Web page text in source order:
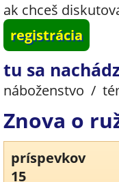
ak chceš
registrácia
tu sa
náboženstvo /
Znova o
príspevkov
15